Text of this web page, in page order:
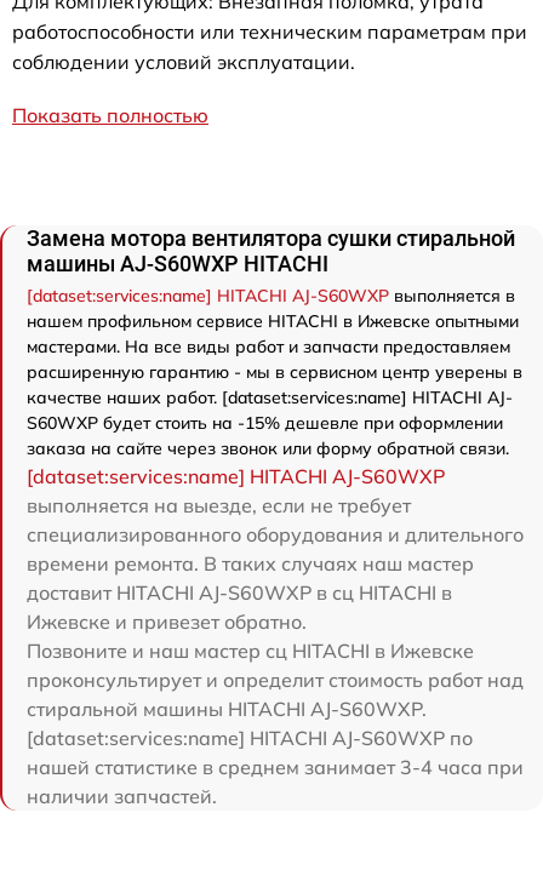
работоспособности или техническим параметрам при
соблюдении условий эксплуатации.
Показать полностью
Замена мотора вентилятора сушки стиральной
машины AJ-S60WXP HITACHI
[dataset:services:name] HITACHI AJ-S60WXP выполняется в
нашем профильном сервисе HITACHI в Ижевске опытными
мастерами. На все виды работ и запчасти предоставляем
расширенную гарантию - мы в сервисном центр уверены в
качестве наших работ. [dataset:services:name] HITACHI AJ-
S60WXP будет стоить на -15% дешевле при оформлении
заказа на сайте через звонок или форму обратной связи.
[dataset:services:name] HITACHI AJ-S60WXP
выполняется на выезде, если не требует
специализированного оборудования и длительного
времени ремонта. В таких случаях наш мастер
доставит HITACHI AJ-S60WXP в сц HITACHI в
Ижевске и привезет обратно.
Позвоните и наш мастер сц HITACHI в Ижевске
проконсультирует и определит стоимость работ над
стиральной машины HITACHI AJ-S60WXP.
[dataset:services:name] HITACHI AJ-S60WXP по
нашей статистике в среднем занимает 3-4 часа при
наличии запчастей.